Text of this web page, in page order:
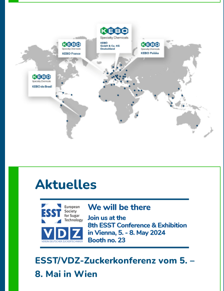
Aktuelles
ESST/VDZ-Zuckerkonferenz vom 5. –
8. Mai in Wien